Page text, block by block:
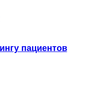
пациентов